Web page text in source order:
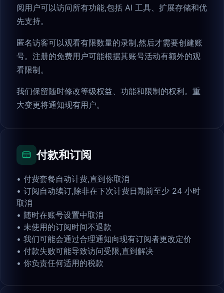
阅用户可以访问所有功能,包括 AI 工具、扩展存储和优
先支持。
匿名访客可以观看有限数量的录制,然后才需要创建账
号。注册的免费用户可能根据其账号活动有额外的观
看限制。
我们保留随时修改等级权益、功能和限制的权利。重
大变更将通知现有用户。
付款和订阅
• 付费套餐自动计费,直到你取消
• 订阅自动续订,除非在下次计费日期前至少 24 小时
取消
• 随时在账号设置中取消
• 未使用的订阅时间不退款
• 我们可能会通过合理通知向现有订阅者更改定价
• 付款失败可能导致访问受限,直到解决
• 你负责任何适用的税款